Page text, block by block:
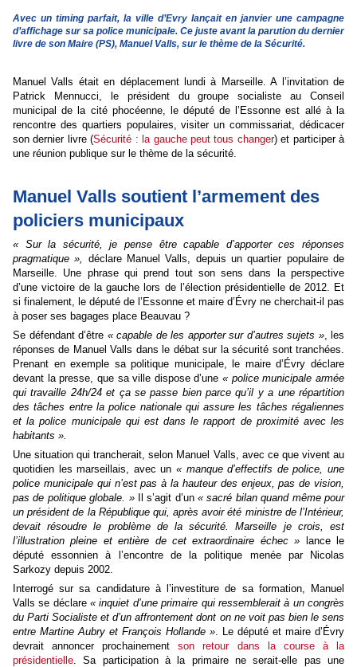
Avec un timing parfait, la ville d’Evry lançait en janvier une campagne
d’affichage sur sa police municipale. Ce juste avant la parution du dernier
livre de son Maire (PS), Manuel Valls, sur le thème de la Sécurité.
Manuel Valls était en déplacement lundi à Marseille. A l’invitation de
Patrick Mennucci, le président du groupe socialiste au Conseil
municipal de la cité phocéenne, le député de l’Essonne est allé à la
rencontre des quartiers populaires, visiter un commissariat, dédicacer
son dernier livre (Sécurité : la gauche peut tous changer) et participer à
une réunion publique sur le thème de la sécurité.
Manuel Valls soutient l’armement des
policiers municipaux
« Sur la sécurité, je pense être capable d’apporter ces réponses
pragmatique »,
déclare Manuel Valls, depuis un quartier populaire de
Marseille. Une phrase qui prend tout son sens dans la perspective
d’une victoire de la gauche lors de l’élection présidentielle de 2012. Et
si finalement, le député de l’Essonne et maire d’Évry ne cherchait-il pas
à poser ses bagages place Beauvau ?
Se défendant d’être « capable de les apporter sur d’autres sujets », les
réponses de Manuel Valls dans le débat sur la sécurité sont tranchées.
Prenant en exemple sa politique municipale, le maire d’Évry déclare
devant la presse, que sa ville dispose d’une « police municipale armée
qui travaille 24h/24 et ça se passe bien parce qu’il y a une répartition
des tâches entre la police nationale qui assure les tâches régaliennes
et la police municipale qui est dans le rapport de proximité avec les
habitants ».
Une situation qui trancherait, selon Manuel Valls, avec ce que vivent au
quotidien les marseillais, avec un « manque d’effectifs de police, une
police municipale qui n’est pas à la hauteur des enjeux, pas de vision,
pas de politique globale. »
Il s’agit d’un « sacré bilan quand même pour
un président de la République qui, après avoir été ministre de l’Intérieur,
devait résoudre le problème de la sécurité. Marseille je crois, est
l’illustration pleine et entière de cet extraordinaire échec »
lance le
député essonnien à l’encontre de la politique menée par Nicolas
Sarkozy depuis 2002.
Interrogé sur sa candidature à l’investiture de sa formation, Manuel
Valls se déclare « inquiet d’une primaire qui ressemblerait à un congrès
du Parti Socialiste et d’un affrontement dont on ne voit pas bien le sens
entre Martine Aubry et François Hollande » . Le député et maire d’Évry
devrait annoncer prochainement
son retour dans la course à la
présidentielle . Sa participation à la primaire ne serait-elle pas une